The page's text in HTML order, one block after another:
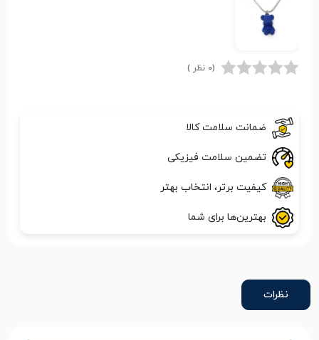
(0 نظر )
ضمانت سلامت کالا
تضمین سلامت فیزیکی
کیفیت برتر، انتخاب بهتر
بهترین‌ها برای شما
نظرات